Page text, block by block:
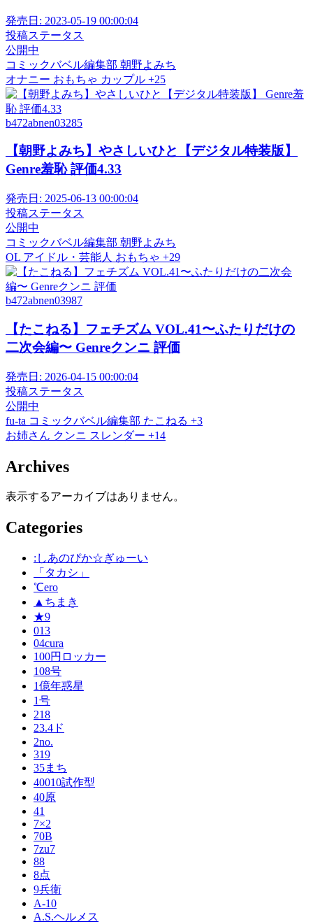
発売日: 2023-05-19 00:00:04
投稿ステータス
公開中
コミックバベル編集部 朝野よみち
オナニー おもちゃ カップル +25
b472abnen03285
【朝野よみち】やさしいひと【デジタル特装版】
Genre羞恥 評価4.33
発売日: 2025-06-13 00:00:04
投稿ステータス
公開中
コミックバベル編集部 朝野よみち
OL アイドル・芸能人 おもちゃ +29
b472abnen03987
【たこねる】フェチズム VOL.41〜ふたりだけの
二次会編〜 Genreクンニ 評価
発売日: 2026-04-15 00:00:04
投稿ステータス
公開中
fu-ta コミックバベル編集部 たこねる +3
お姉さん クンニ スレンダー +14
Archives
表示するアーカイブはありません。
Categories
:しあのぴか☆ぎゅーい
「タカシ」
℃ero
▲ちまき
★9
013
04cura
100円ロッカー
108号
1億年惑星
1号
218
23.4ド
2no.
319
35まち
40010試作型
40原
41
7×2
70B
7zu7
88
8点
9兵衛
A-10
A.S.ヘルメス